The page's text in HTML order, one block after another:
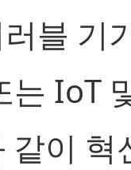
블 기
는 IoT
같이 혁